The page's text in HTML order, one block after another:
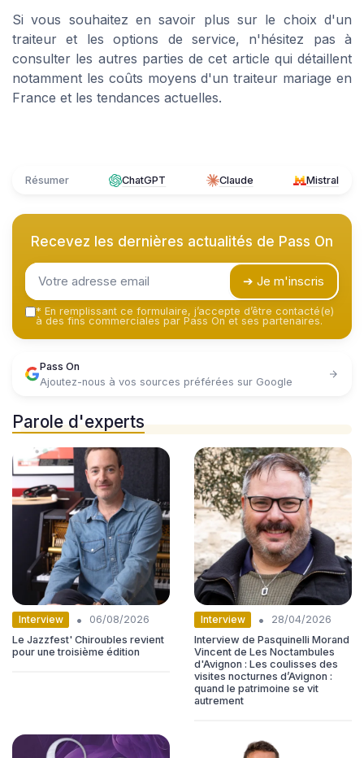
Si vous souhaitez en savoir plus sur le choix d'un
traiteur et les options de service, n'hésitez pas à
consulter les autres parties de cet article qui détaillent
notamment les coûts moyens d'un traiteur mariage en
France et les tendances actuelles.
Résumer ChatGPT Claude Mistral
Recevez les dernières actualités de Pass On
➔ Je m'inscris
* En remplissant ce formulaire, j’accepte d’être contacté(e)
à des fins commerciales par Pass On et ses partenaires.
Pass On
Ajoutez-nous à vos sources préférées sur Google
Parole d'experts
Interview •
06/08/2026
Le Jazzfest' Chiroubles revient
pour une troisième édition
Interview •
28/04/2026
Interview de Pasquinelli Morand
Vincent de Les Noctambules
d'Avignon : Les coulisses des
visites nocturnes d’Avignon :
quand le patrimoine se vit
autrement